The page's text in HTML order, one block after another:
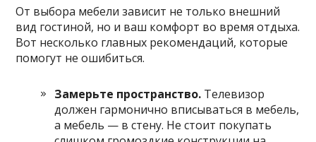
От выбора мебели зависит не только внешний
вид гостиной, но и ваш комфорт во время отдыха.
Вот несколько главных рекомендаций, которые
помогут не ошибиться.
Замерьте пространство. Телевизор
должен гармонично вписываться в мебель,
а мебель — в стену. Не стоит покупать